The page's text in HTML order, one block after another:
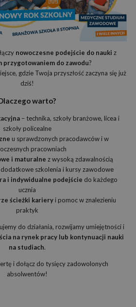
nowoczesne podejście do nauki z
przygotowaniem do zawodu?
gdzie Twoja przyszłość zaczyna się już
dziś!
warto?
– technika, szkoły branżowe, licea i
szkoły policealne
u sprawdzonych pracodawców i w
pracowniach
i maturalne z wysoką zdawalnością
dodatkowe szkolenia i kursy zawodowe
i indywidualne podejście do każdego
ucznia
ścieżki kariery i pomoc w znalezieniu
praktyk
do działania, rozwijamy umiejętności i
na rynek pracy lub kontynuacji nauki
na studiach.
i dołącz do tysięcy zadowolonych
absolwentów!